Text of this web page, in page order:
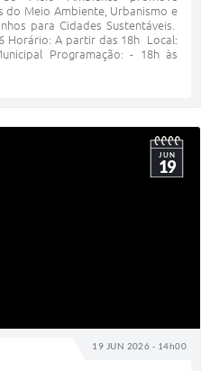
do Meio Ambiente, Urbanismo e
para Cidades Sustentáveis.
Horário: A partir das 18h Local:
Programação: - 18h às
19 JUN 2026 - 14h00
JUN
19